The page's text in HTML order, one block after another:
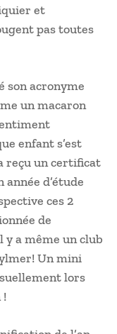
et
pas toutes
son acronyme
un macaron
enfant s’est
reçu un certificat
d’étude
ces 2
de
y a même un club
Un mini
lors
!